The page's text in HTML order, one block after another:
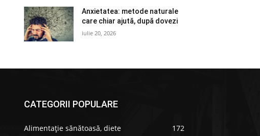
Anxietatea: metode naturale
care chiar ajută, după dovezi
iulie 20, 2026
CATEGORII POPULARE
Alimentație sănătoasă, diete
172